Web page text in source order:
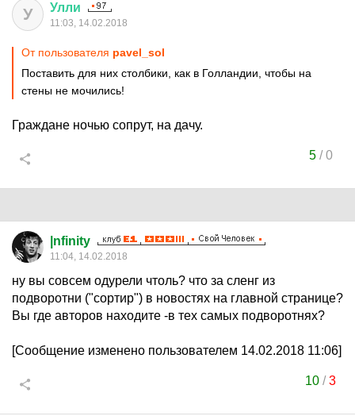
У Улли
11:03, 14.02.2018
От пользователя pavel_sol
Поставить для них столбики, как в Голландии, чтобы на
стены не мочились!
Граждане ночью сопрут, на дачу.
5/0
|nfinity
11:04, 14.02.2018
ну вы совсем одурели чтоль? что за сленг из
подворотни ("сортир") в новостях на главной странице?
Вы где авторов находите -в тех самых подворотнях?
[Сообщение изменено пользователем 14.02.2018 11:06]
10 /3